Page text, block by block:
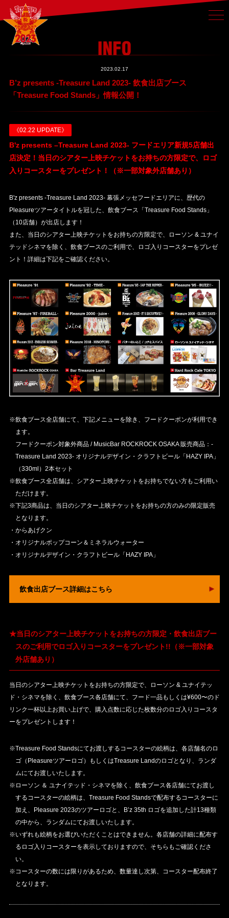
2023.02.17
B’z presents -Treasure Land 2023- 飲食出店ブース
「Treasure Food Stands」情報公開！
《02.22 UPDATE》
B'z presents –Treasure Land 2023- フードエリア新規5店舗出
店決定！当日のシアター上映チケットをお持ちの方限定で、ロゴ
入りコースターをプレゼント！（※一部対象外店舗あり）
B'z presents -Treasure Land 2023- 幕張メッセフードエリアに、歴代の
Pleasureツアータイトルを冠した、飲食ブース「Treasure Food Stands」
（10店舗）が出店します！
また、当日のシアター上映チケットをお持ちの方限定で、ローソン & ユナイ
テッドシネマを除く、飲食ブースのご利用で、ロゴ入りコースターをプレゼ
ント！詳細は下記をご確認ください。
※飲食ブース全店舗にて、下記メニューを除き、フードクーポンが利用でき
ます。
フードクーポン対象外商品 / MusicBar ROCKROCK OSAKA 販売商品：-
Treasure Land 2023- オリジナルデザイン・クラフトビール「HAZY IPA」
（330ml）2本セット
※飲食ブース全店舗は、シアター上映チケットをお持ちでない方もご利用い
ただけます。
※下記3商品は、当日のシアター上映チケットをお持ちの方のみの限定販売
となります。
・からあげクン
・オリジナルポップコーン＆ミネラルウォーター
・オリジナルデザイン・クラフトビール「HAZY IPA」
飲食出店ブース詳細はこちら
★当日のシアター上映チケットをお持ちの方限定・飲食出店ブー
スのご利用でロゴ入りコースターをプレゼント!!（※一部対象
外店舗あり）
当日のシアター上映チケットをお持ちの方限定で、ローソン & ユナイテッ
ド・シネマを除く、飲食ブース各店舗にて、フード一品もしくは¥600〜のド
リンク一杯以上お買い上げで、購入点数に応じた枚数分のロゴ入りコースタ
ーをプレゼントします！
※Treasure Food Standsにてお渡しするコースターの絵柄は、各店舗名のロ
ゴ（Pleasureツアーロゴ）もしくはTreasure Landのロゴとなり、ランダ
ムにてお渡しいたします。
※ローソン ＆ ユナイテッド・シネマを除く、飲食ブース各店舗にてお渡し
するコースターの絵柄は、Treasure Food Standsで配布するコースターに
加え、Pleasure 2023のツアーロゴと、B’z 35th ロゴを追加した計13種類
の中から、ランダムにてお渡しいたします。
※いずれも絵柄をお選びいただくことはできません。各店舗の詳細に配布す
るロゴ入りコースターを表示しておりますので、そちらもご確認くださ
い。
※コースターの数には限りがあるため、数量達し次第、コースター配布終了
となります。